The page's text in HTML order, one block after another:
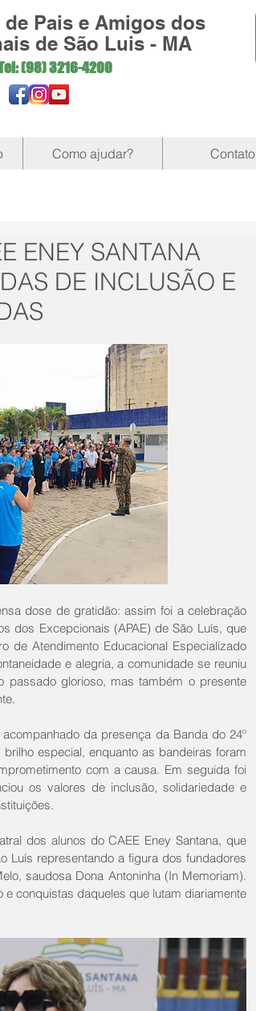
Pais e Amigos dos
de São Luis - MA
(98)3216-4200
Como ajudar? Contato
ENEY SANTANA
DE INCLUSÃO E
dose de gratidão: assim foi a celebração
dos Excepcionais (APAE) de São Luís, que
de Atendimento Educacional Especializado
e alegria, a comunidade se reuniu
passado glorioso, mas também o presente
da presença da Banda do 24º
especial, enquanto as bandeiras foram
com a causa. Em seguida foi
os valores de inclusão, solidariedade e
dos alunos do CAEE Eney Santana, que
Luís representando a figura dos fundadores
saudosa Dona Antoninha (In Memoriam).
conquistas daqueles que lutam diariamente